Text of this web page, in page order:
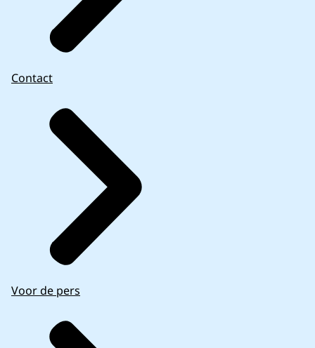
Contact
Voor de pers